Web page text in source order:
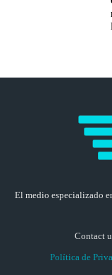
El medio especializado
Contact
Política de